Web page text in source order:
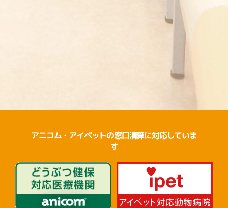
アニコム・アイペットの窓口清算に対応していま
す